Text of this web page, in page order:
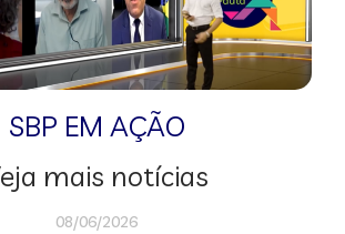
SBP EM AÇÃO
mais notícias
08/06/2026